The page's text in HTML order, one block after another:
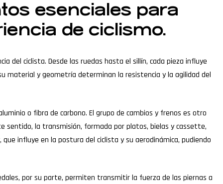
esenciales para
de ciclismo.
del ciclista. Desde las ruedas hasta el sillín, cada pieza influye
material y geometría determinan la resistencia y la agilidad del
o fibra de carbono. El grupo de cambios y frenos es otro
sentido, la transmisión, formada por platos, bielas y cassette,
influye en la postura del ciclista y su aerodinámica, pudiendo
por su parte, permiten transmitir la fuerza de las piernas a